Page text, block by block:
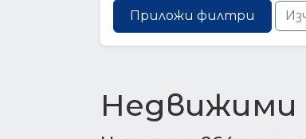
Приложи филтри